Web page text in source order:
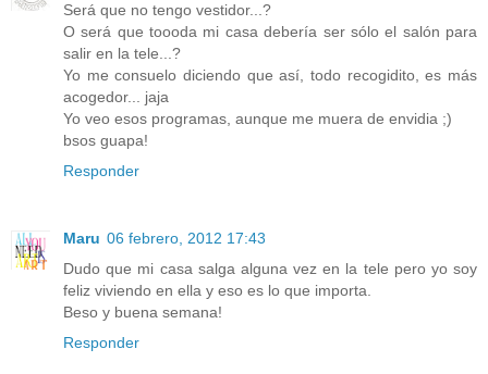
Será que no tengo vestidor...?
O será que toooda mi casa debería ser sólo el salón para
salir en la tele...?
Yo me consuelo diciendo que así, todo recogidito, es más
acogedor... jaja
Yo veo esos programas, aunque me muera de envidia ;)
bsos guapa!
Responder
Maru 06 febrero, 2012 17:43
Dudo que mi casa salga alguna vez en la tele pero yo soy
feliz viviendo en ella y eso es lo que importa.
Beso y buena semana!
Responder